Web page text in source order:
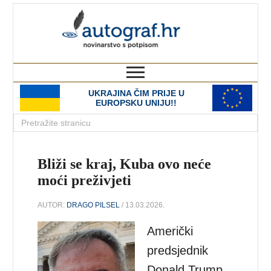
UKRAJINA ČIM PRIJE U
EUROPSKU UNIJU!!
Bliži se kraj, Kuba ovo neće
moći preživjeti
AUTOR: DRAGO PILSEL / 13.03.2026.
Američki
predsjednik